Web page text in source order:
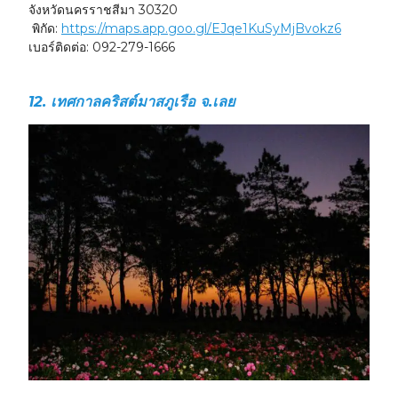
จังหวัดนครราชสีมา 30320
พิกัด: https://maps.app.goo.gl/EJqe1KuSyMjBvokz6
เบอร์ติดต่อ: 092-279-1666
12. เทศกาลคริสต์มาสภูเรือ จ.เลย